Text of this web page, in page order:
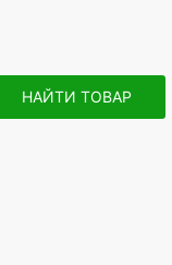
НАЙТИ ТОВАР